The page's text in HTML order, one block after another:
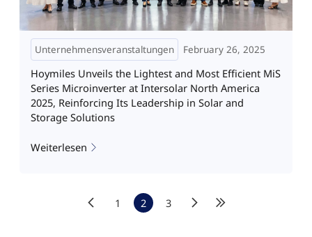
Unternehmensveranstaltungen February 26, 2025
Hoymiles Unveils the Lightest and Most Efficient MiS
Series Microinverter at Intersolar North America
2025, Reinforcing Its Leadership in Solar and
Storage Solutions
Weiterlesen
1 2 3